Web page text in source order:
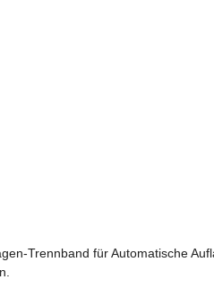
Trennband für Automatische